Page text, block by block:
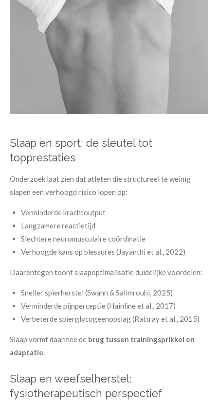
Slaap en sport: de sleutel tot
topprestaties
Onderzoek laat zien dat atleten die structureel te weinig
slapen een verhoogd risico lopen op:
Verminderde krachtoutput
Langzamere reactietijd
Slechtere neuromusculaire coördinatie
Verhoogde kans op blessures (Jayanthi et al., 2022)
Daarentegen toont slaapoptimalisatie duidelijke voordelen:
Sneller spierherstel (Swann & Salimrouhi, 2025)
Verminderde pijnperceptie (Hainline et al., 2017)
Verbeterde spierglycogeenopslag (Rattray et al., 2015)
Slaap vormt daarmee de brug tussen trainingsprikkel en
adaptatie
Slaap en weefselherstel:
fysiotherapeutisch perspectief